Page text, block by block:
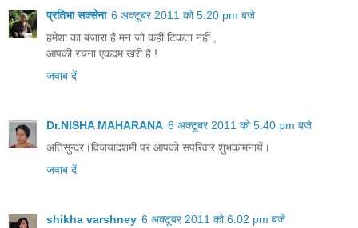
प्रतिभा सक्सेना 6 अक्टूबर 2011 को 5:20 pm बजे
हमेशा का बंजारा है मन जो कहीं टिकता नहीं ,
आपकी रचना एकदम खरी है !
जवाब दें
Dr.NISHA MAHARANA 6 अक्टूबर 2011 को 5:40 pm बजे
अतिसुन्दर।विजयादशमी पर आपको सपरिवार शुभकामनायें।
जवाब दें
shikha varshney 6 अक्टूबर 2011 को 6:02 pm बजे